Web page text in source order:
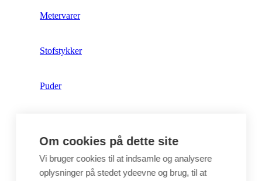
Metervarer
Stofstykker
Puder
Crepepapir
Om cookies på dette site
Vi bruger cookies til at indsamle og analysere
oplysninger på stedet ydeevne og brug, til at